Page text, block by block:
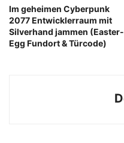
Im geheimen Cyberpunk
2077 Entwicklerraum mit
Silverhand jammen (Easter-
Egg Fundort & Türcode)